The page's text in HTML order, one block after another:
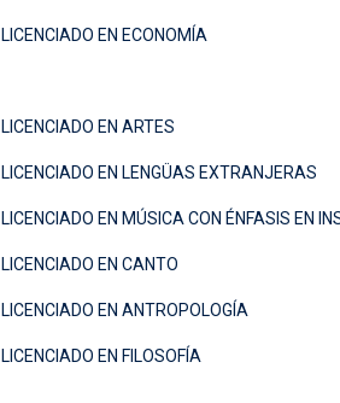
LICENCIADO EN ECONOMÍA
LICENCIADO EN ARTES
LICENCIADO EN LENGÜAS EXTRANJERAS
LICENCIADO EN MÚSICA CON ÉNFASIS EN
LICENCIADO EN CANTO
LICENCIADO EN ANTROPOLOGÍA
LICENCIADO EN FILOSOFÍA